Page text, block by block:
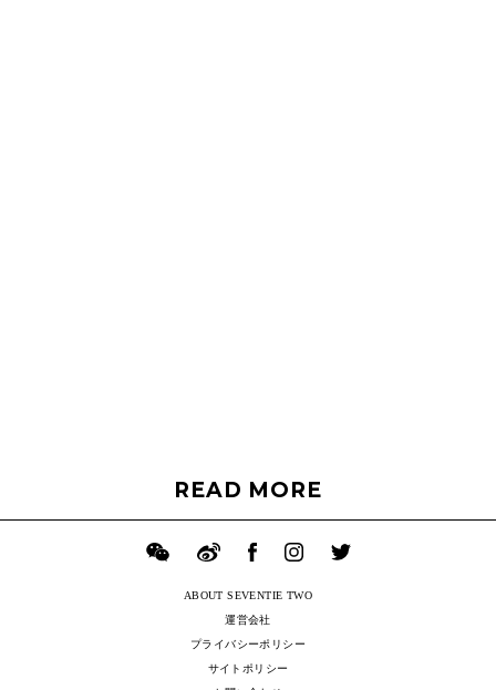
READ MORE
ABOUT SEVENTIE TWO
運営会社
プライバシーポリシー
サイトポリシー